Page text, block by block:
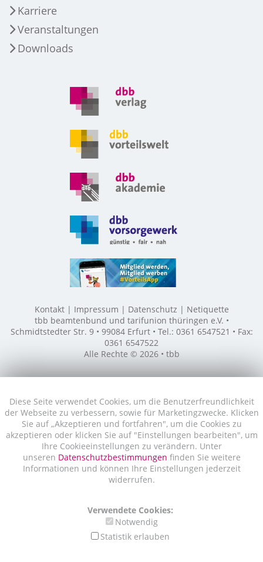
Diese Seite verwendet Cookies, um die Benutzerfreundlichkeit
der Webseite zu verbessern, sowie für Marketingzwecke. Klicken
Sie auf „Akzeptieren und fortfahren", um die Cookies zu
akzeptieren oder klicken Sie auf "Einstellungen bearbeiten", um
Ihre Cookieeinstellungen zu verändern. Unter
unseren Datenschutzbestimmungen finden Sie weitere
Informationen und können Ihre Einstellungen jederzeit
widerrufen.
Verwendete Cookies:
Notwendig
Statistik erlauben
Karriere
Veranstaltungen
Downloads
Kontakt Impressum Datenschutz
Netiquette
tbb beamtenbund und tarifunion thüringen e.V. •
Schmidtstedter Str. 9 • 99084 Erfurt • Tel.: 0361 6547521 • Fax:
0361 6547522
Alle Rechte © 2026 • tbb